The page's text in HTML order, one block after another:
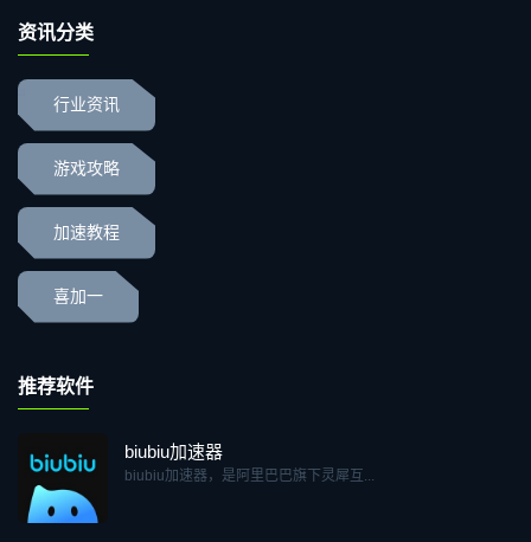
资讯分类
行业资讯
游戏攻略
加速教程
喜加一
推荐软件
biubiu加速器
biubiu加速器，是阿里巴巴旗下灵犀互...